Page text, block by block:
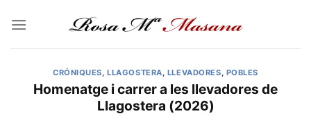
CRÓNIQUES,LLAGOSTERA, LLEVADORES, POBLES
Homenatge i carrer a les llevadores de
Llagostera (2026)